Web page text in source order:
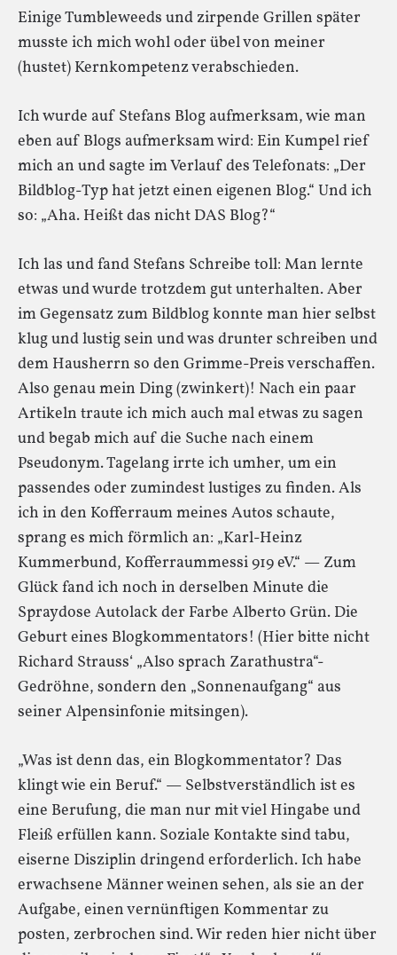
Einige Tumbleweeds und zirpende Grillen später
musste ich mich wohl oder übel von meiner
(hustet) Kernkompetenz verabschieden.
Ich wurde auf Stefans Blog aufmerksam, wie man
eben auf Blogs aufmerksam wird: Ein Kumpel rief
mich an und sagte im Verlauf des Telefonats: „Der
Bildblog-Typ hat jetzt einen eigenen Blog.“ Und ich
so: „Aha. Heißt das nicht DAS Blog?“
Ich las und fand Stefans Schreibe toll: Man lernte
etwas und wurde trotzdem gut unterhalten. Aber
im Gegensatz zum Bildblog konnte man hier selbst
klug und lustig sein und was drunter schreiben und
dem Hausherrn so den Grimme-Preis verschaffen.
Also genau mein Ding (zwinkert)! Nach ein paar
Artikeln traute ich mich auch mal etwas zu sagen
und begab mich auf die Suche nach einem
Pseudonym. Tagelang irrte ich umher, um ein
passendes oder zumindest lustiges zu finden. Als
ich in den Kofferraum meines Autos schaute,
sprang es mich förmlich an: „Karl-Heinz
Kummerbund, Kofferraummessi 919 eV.“ — Zum
Glück fand ich noch in derselben Minute die
Spraydose Autolack der Farbe Alberto Grün. Die
Geburt eines Blogkommentators! (Hier bitte nicht
Richard Strauss‘ „Also sprach Zarathustra“-
Gedröhne, sondern den „Sonnenaufgang“ aus
seiner Alpensinfonie mitsingen).
„Was ist denn das, ein Blogkommentator? Das
klingt wie ein Beruf.“ — Selbstverständlich ist es
eine Berufung, die man nur mit viel Hingabe und
Fleiß erfüllen kann. Soziale Kontakte sind tabu,
eiserne Disziplin dringend erforderlich. Ich habe
erwachsene Männer weinen sehen, als sie an der
Aufgabe, einen vernünftigen Kommentar zu
posten, zerbrochen sind. Wir reden hier nicht über